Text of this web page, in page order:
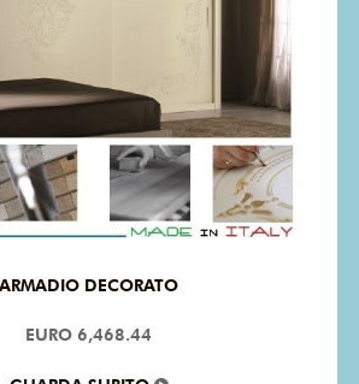
ARMADIO DECORATO
EURO 6,468.44